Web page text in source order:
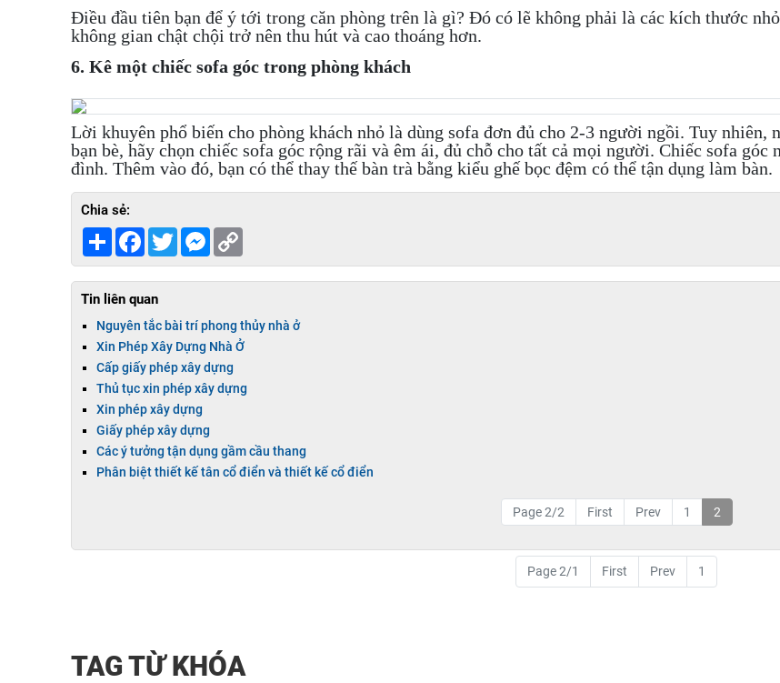
Điều đầu tiên bạn để ý tới trong căn phòng trên là gì? Đó có lẽ không phải là các kích thước
không gian chật chội trở nên thu hút và cao thoáng hơn.
6. Kê một chiếc sofa góc trong phòng khách
Lời khuyên phổ biến cho phòng khách nhỏ là dùng sofa đơn đủ cho 2-3 người ngồi. Tuy nhiên,
bạn bè, hãy chọn chiếc sofa góc rộng rãi và êm ái, đủ chỗ cho tất cả mọi người. Chiếc sofa
đình. Thêm vào đó, bạn có thể thay thế bàn trà bằng kiểu ghế bọc đệm có thể tận dụng làm bàn.
Chia sẻ:
Share Facebook
TwitterMessenger
Tin liên quan
Nguyên tắc bài trí phong thủy nhà ở
Xin Phép Xây Dựng Nhà Ở
Cấp giấy phép xây dựng
Thủ tục xin phép xây dựng
Xin phép xây dựng
Giấy phép xây dựng
Các ý tưởng tận dụng gầm cầu thang
Phân biệt thiết kế tân cổ điển và thiết kế cổ điển
Page 2/2 First Prev 1 2
Page 2/1 First Prev 1
TAG TỪ KHÓA